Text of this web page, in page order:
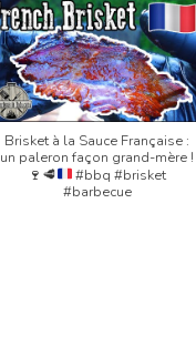
Brisket à la Sauce Française :
un paleron façon grand-mère !
🍷 🥩
#bbq #brisket
#barbecue